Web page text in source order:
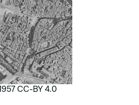
CC-BY 4.0